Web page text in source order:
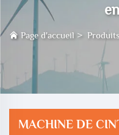
Page d'accueil > Produits
MACHINE DE